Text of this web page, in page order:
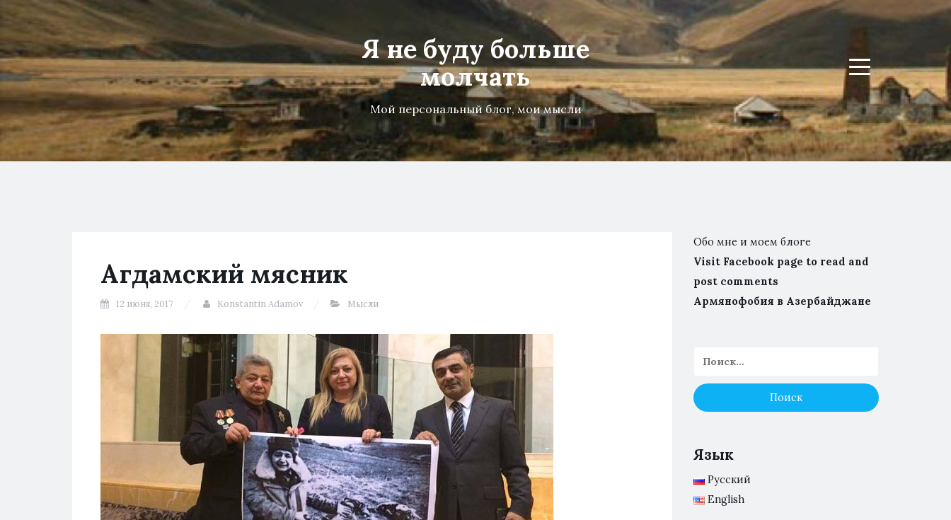
Я не буду больше
молчать
Мой персональный блог, мои мысли
Menu
Агдамский мясник
12 июня, 2017 Konstantin Adamov Мысли
Обо мне и моем блоге
Visit Facebook page to read and
post comments
Армянофобия в Азербайджане
Язык
Русский
English